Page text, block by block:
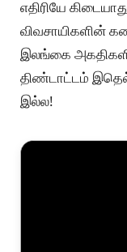
எதிரியே
இலங்கை
திண்டாட்டம்
இல்ல!